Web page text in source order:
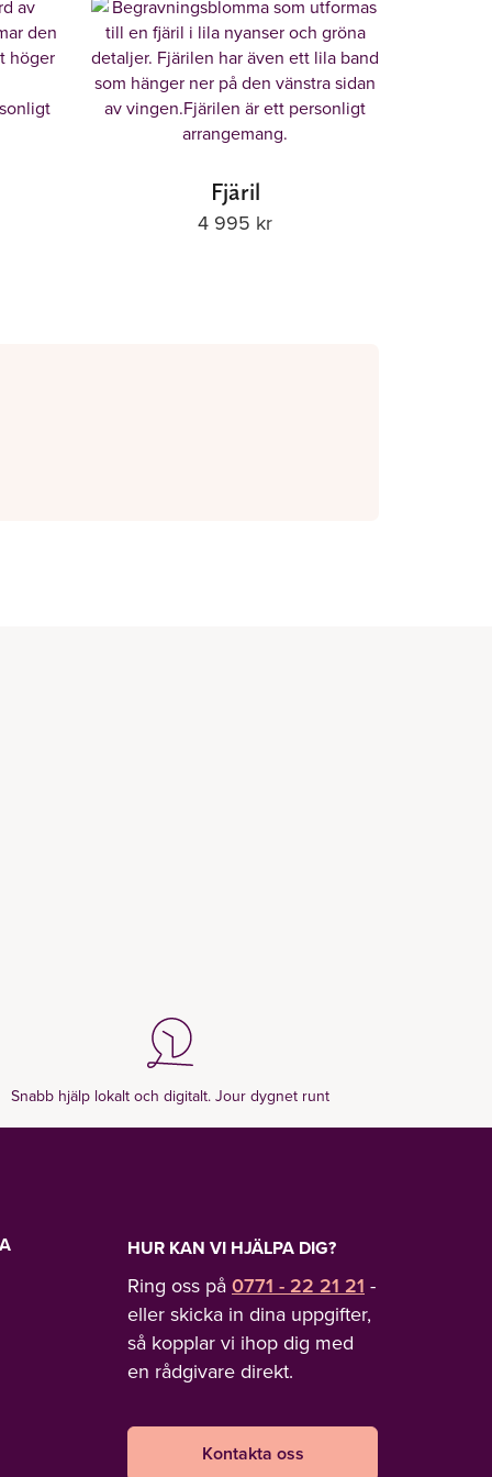
Fjäril
4 995 kr
Snabb hjälp lokalt och digitalt. Jour dygnet runt
HUR KAN VI HJÄLPA DIG?
Ring oss på 0771 - 22 21 21 -
eller skicka in dina uppgifter,
så kopplar vi ihop dig med
en rådgivare direkt.
Kontakta oss